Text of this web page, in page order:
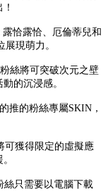
露恰露恰、厄倫蒂兒和
現萌力。
絲將可突破次元之壁
的沉浸感。
推的粉絲專屬SKIN，
可獲得限定的虛擬應
絲只需要以電腦下載